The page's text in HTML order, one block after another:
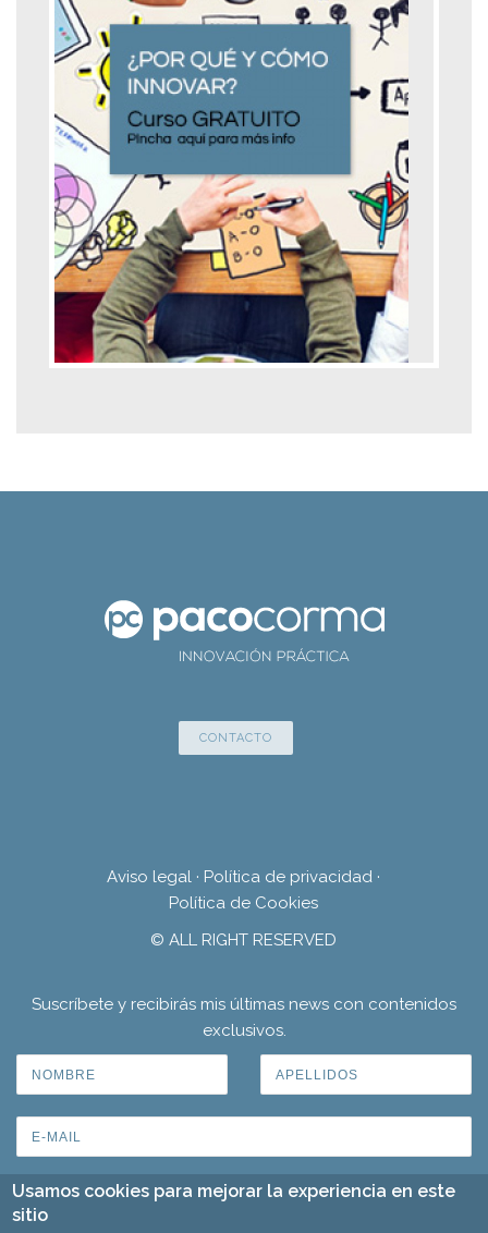
CONTACTO
Aviso legal · Política de privacidad ·
Política de Cookies
© ALL RIGHT RESERVED
Suscríbete y recibirás mis últimas news con contenidos
exclusivos.
Usamos cookies para mejorar la experiencia en este
sitio